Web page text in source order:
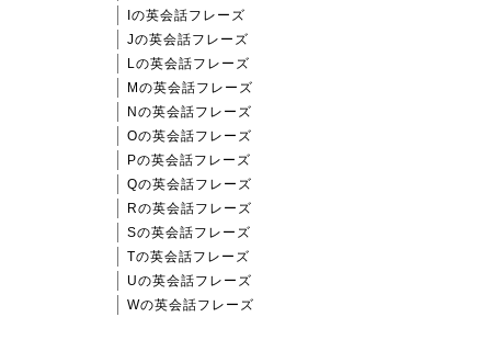
Iの英会話フレーズ
Jの英会話フレーズ
Lの英会話フレーズ
Mの英会話フレーズ
Nの英会話フレーズ
Oの英会話フレーズ
Pの英会話フレーズ
Qの英会話フレーズ
Rの英会話フレーズ
Sの英会話フレーズ
Tの英会話フレーズ
Uの英会話フレーズ
Wの英会話フレーズ